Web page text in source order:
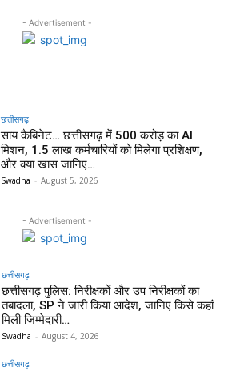
- Advertisement -
छत्तीसगढ़
साय कैबिनेट… छत्तीसगढ़ में 500 करोड़ का AI
मिशन, 1.5 लाख कर्मचारियों को मिलेगा प्रशिक्षण,
और क्या खास जानिए…
Swadha - August 5, 2026
- Advertisement -
छत्तीसगढ़
छत्तीसगढ़ पुलिस: निरीक्षकों और उप निरीक्षकों का
तबादला, SP ने जारी किया आदेश, जानिए किसे कहां
मिली जिम्मेदारी…
Swadha - August 4, 2026
छत्तीसगढ़